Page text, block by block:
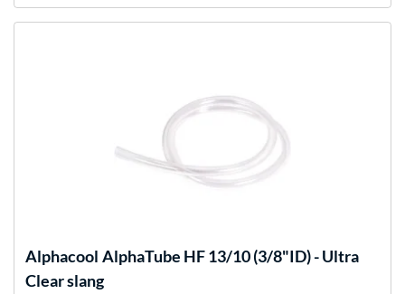
Alphacool AlphaTube HF 13/10 (3/8"ID) - Ultra
Clear slang